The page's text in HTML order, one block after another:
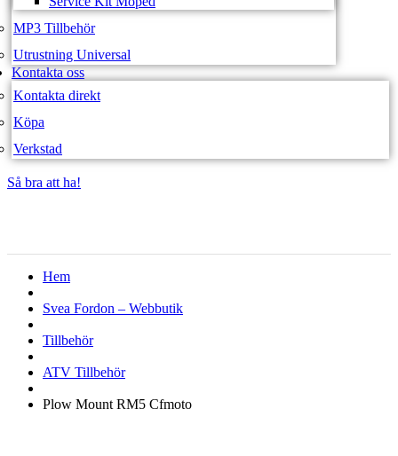
MP3 Tillbehör
Utrustning Universal
Kontakta oss
Kontakta direkt
Köpa
Verkstad
Så bra att ha!
Hem
Svea Fordon – Webbutik
Tillbehör
ATV Tillbehör
Plow Mount RM5 Cfmoto